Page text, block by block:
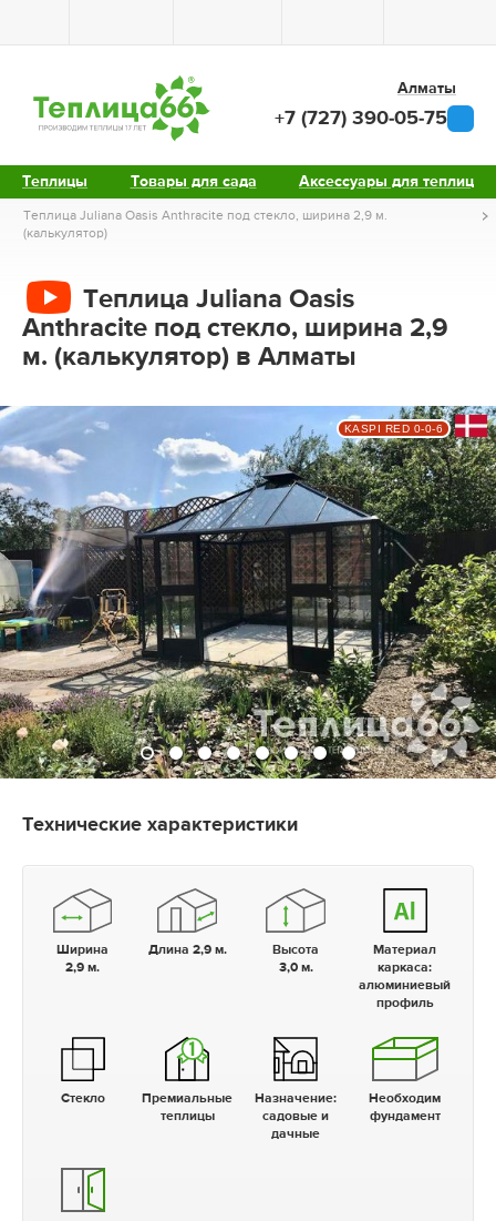
Теплицы Товары для сада Аксессуары для теплиц
Алматы
+7 (727) 390-05-75
Теплица Juliana Oasis Anthracite под стекло, ширина 2,9 м.
(калькулятор)
Теплица Juliana Oasis
Anthracite под стекло, ширина 2,9
м. (калькулятор) в Алматы
KASPI RED 0-0-6
Технические характеристики
Ширина
2,9 м.
Длина 2,9 м.
Высота
3,0 м.
Материал
каркаса:
алюминиевый
профиль
Стекло
Премиальные
теплицы
Назначение:
садовые и
дачные
Необходим
фундамент